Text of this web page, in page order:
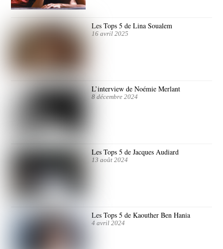
Les Tops 5 de Lina Soualem
16 avril 2025
L’interview de Noémie Merlant
8 décembre 2024
Les Tops 5 de Jacques Audiard
13 août 2024
Les Tops 5 de Kaouther Ben Hania
4 avril 2024